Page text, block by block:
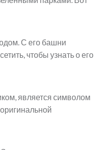
С его башни
чтобы узнать о его
является символом